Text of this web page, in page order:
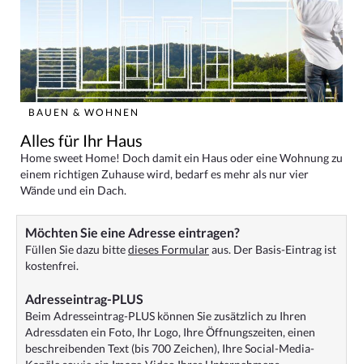
BAUEN & WOHNEN
Alles für Ihr Haus
Home sweet Home! Doch damit ein Haus oder eine Wohnung zu
einem richtigen Zuhause wird, bedarf es mehr als nur vier
Wände und ein Dach.
Möchten Sie eine Adresse eintragen?
Füllen Sie dazu bittedieses Formularaus. Der Basis-Eintrag ist
kostenfrei.
Adresseintrag-PLUS
Beim Adresseintrag-PLUS können Sie zusätzlich zu Ihren
Adressdaten ein Foto, Ihr Logo, Ihre Öffnungszeiten, einen
beschreibenden Text (bis 700 Zeichen), Ihre Social-Media-